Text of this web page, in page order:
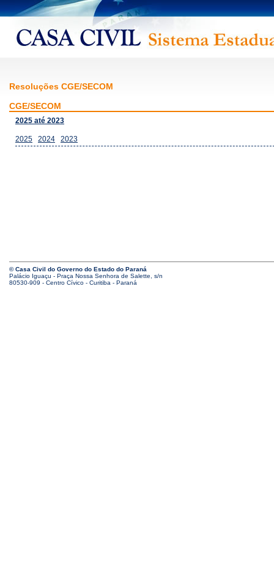
Resoluções CGE/SECOM
CGE/SECOM
2025 até 2023
2025 2024 2023
© Casa Civil do Governo do Estado do Paraná
Palácio Iguaçu - Praça Nossa Senhora de Salette, s/n
80530-909 - Centro Cívico - Curitiba - Paraná